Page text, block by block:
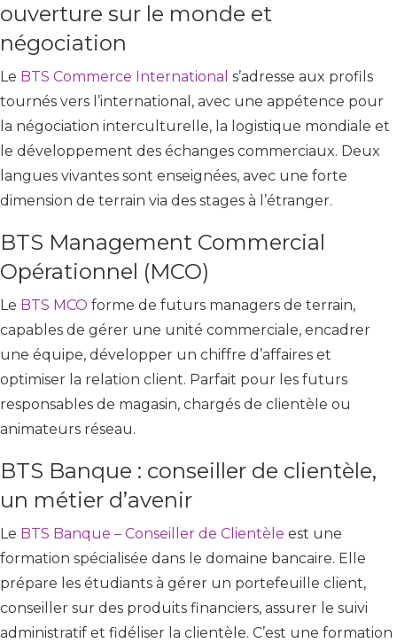
ouverture sur le monde et
négociation
Le BTS Commerce International s’adresse aux profils
tournés vers l’international, avec une appétence pour
la négociation interculturelle, la logistique mondiale et
le développement des échanges commerciaux. Deux
langues vivantes sont enseignées, avec une forte
dimension de terrain via des stages à l’étranger.
BTS Management Commercial
Opérationnel (MCO)
Le BTS MCO forme de futurs managers de terrain,
capables de gérer une unité commerciale, encadrer
une équipe, développer un chiffre d’affaires et
optimiser la relation client. Parfait pour les futurs
responsables de magasin, chargés de clientèle ou
animateurs réseau.
BTS Banque : conseiller de clientèle,
un métier d’avenir
Le BTS Banque – Conseiller de Clientèle est une
formation spécialisée dans le domaine bancaire. Elle
prépare les étudiants à gérer un portefeuille client,
conseiller sur des produits financiers, assurer le suivi
administratif et fidéliser la clientèle. C’est une formation